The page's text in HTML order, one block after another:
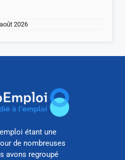
2026
étant une
de nombreuses
avons regroupé